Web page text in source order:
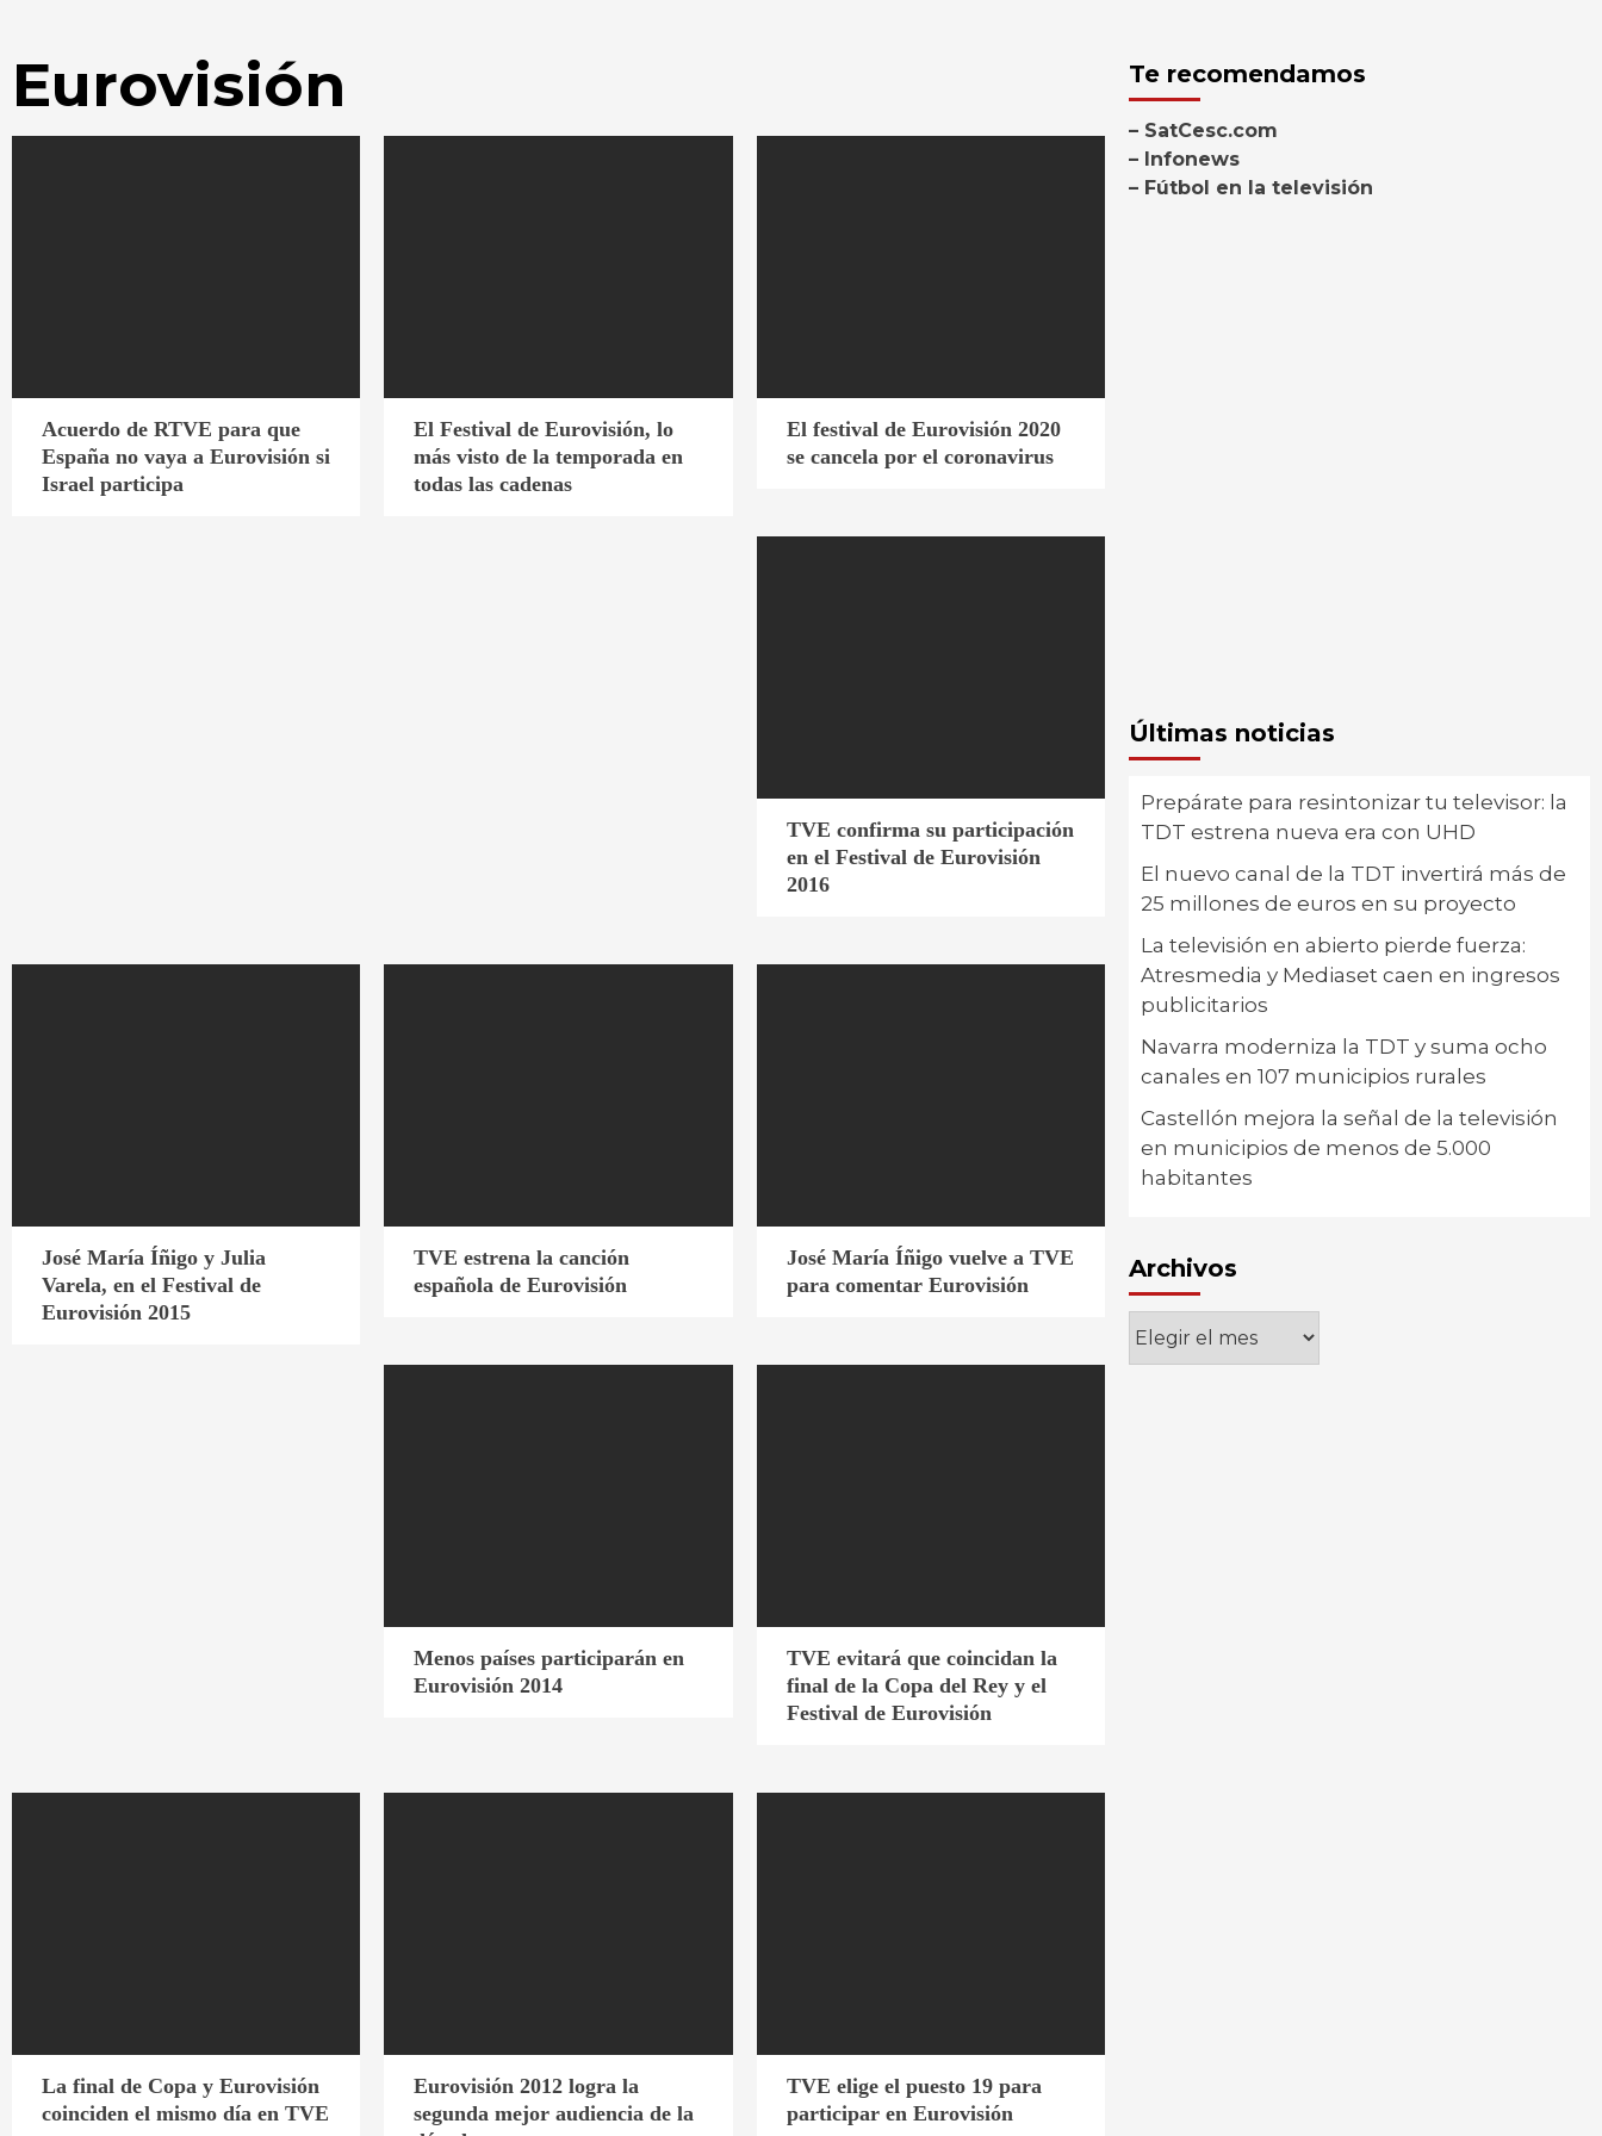
Eurovisión
Acuerdo de RTVE para que
España no vaya a Eurovisión si
Israel participa
El Festival de Eurovisión, lo
más visto de la temporada en
todas las cadenas
El festival de Eurovisión 2020
se cancela por el coronavirus
TVE confirma su participación
en el Festival de Eurovisión
2016
José María Íñigo y Julia
Varela, en el Festival de
Eurovisión 2015
TVE estrena la canción
española de Eurovisión
José María Íñigo vuelve a TVE
para comentar Eurovisión
Menos países participarán en
Eurovisión 2014
TVE evitará que coincidan la
final de la Copa del Rey y el
Festival de Eurovisión
La final de Copa y Eurovisión
coinciden el mismo día en TVE
Eurovisión 2012 logra la
segunda mejor audiencia de la
TVE elige el puesto 19 para
participar en Eurovisión
Te recomendamos
– SatCesc.com
– Infonews
– Fútbol en la televisión
Últimas noticias
Prepárate para resintonizar tu televisor: la
TDT estrena nueva era con UHD
El nuevo canal de la TDT invertirá más de
25 millones de euros en su proyecto
La televisión en abierto pierde fuerza:
Atresmedia y Mediaset caen en ingresos
publicitarios
Navarra moderniza la TDT y suma ocho
canales en 107 municipios rurales
Castellón mejora la señal de la televisión
en municipios de menos de 5.000
habitantes
Archivos
Archivos